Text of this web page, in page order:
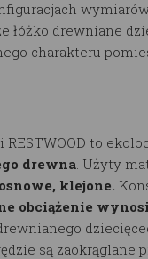
łóżko drewniane
charakteru
to
drewna . Użyty
klejone.
obciążenie
są zaokrąglane